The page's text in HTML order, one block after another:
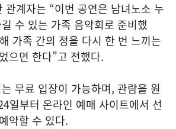
관계자는 “이번 공연은 남녀노소 누
수 있는 가족 음악회로 준비했
가족 간의 정을 다시 한 번 느끼는
으면 한다”고 전했다.
무료 입장이 가능하며, 관람을 원
일부터 온라인 예매 사이트에서 선
약할 수 있다.